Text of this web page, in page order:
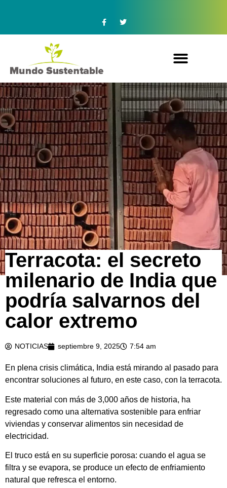
Terracota: el secreto
milenario de India que
podría salvarnos del
calor extremo
NOTICIAS septiembre 9, 2025 7:54 am
En plena crisis climática, India está mirando al pasado para
encontrar soluciones al futuro, en este caso, con la terracota.
Este material con más de 3,000 años de historia, ha
regresado como una alternativa sostenible para enfriar
viviendas y conservar alimentos sin necesidad de
electricidad.
El truco está en su superficie porosa: cuando el agua se
filtra y se evapora, se produce un efecto de enfriamiento
natural que refresca el entorno.